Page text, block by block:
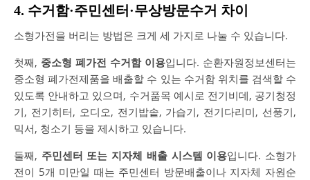
4. 수거함·주민센터·무상방문수거 차이
소형가전을 버리는 방법은 크게 세 가지로 나눌 수 있습니다.
첫째, 중소형 폐가전 수거함 이용입니다. 순환자원정보센터는
중소형 폐가전제품을 배출할 수 있는 수거함 위치를 검색할 수
있도록 안내하고 있으며, 수거품목 예시로 전기비데, 공기청정
기, 전기히터, 오디오, 전기밥솥, 가습기, 전기다리미, 선풍기,
믹서, 청소기 등을 제시하고 있습니다.
둘째, 주민센터 또는 지자체 배출 시스템 이용입니다. 소형가
전이 5개 미만일 때는 주민센터 방문배출이나 지자체 자원순